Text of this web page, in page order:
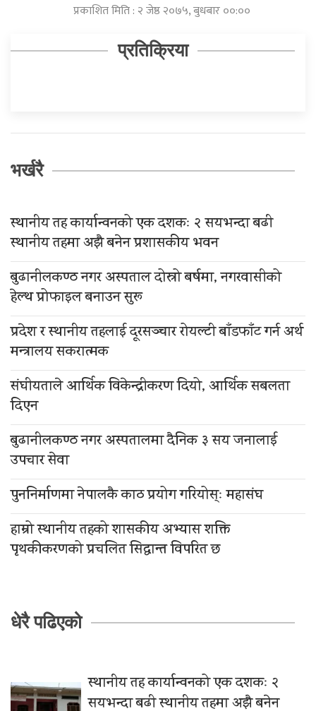
प्रकाशित मिति : २ जेष्ठ २०७५, बुधबार ००:००
प्रतिक्रिया
भर्खरै
स्थानीय तह कार्यान्वनको एक दशकः २ सयभन्दा बढी
स्थानीय तहमा अझै बनेन प्रशासकीय भवन
बुढानीलकण्ठ नगर अस्पताल दोस्रो बर्षमा, नगरवासीको
हेल्थ प्रोफाइल बनाउन सुरू
प्रदेश र स्थानीय तहलाई दूरसञ्चार रोयल्टी बाँडफाँट गर्न अर्थ
मन्त्रालय सकरात्मक
संघीयताले आर्थिक विकेन्द्रीकरण दियो, आर्थिक सबलता
दिएन
बुढानीलकण्ठ नगर अस्पतालमा दैनिक ३ सय जनालाई
उपचार सेवा
पुननिर्माणमा नेपालकै काठ प्रयोग गरियोस्ः महासंघ
हाम्रो स्थानीय तहको शासकीय अभ्यास शक्ति
पृथकीकरणको प्रचलित सिद्धान्त विपरित छ
धेरै पढिएको
स्थानीय तह कार्यान्वनको एक दशकः २
सयभन्दा बढी स्थानीय तहमा अझै बनेन